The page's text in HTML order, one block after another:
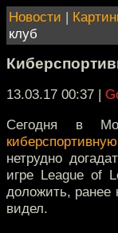
Новости |
клуб
13.03.17 00:37 |
Сегодня в
нетрудно
игре League of
доложить, ранее
видел.